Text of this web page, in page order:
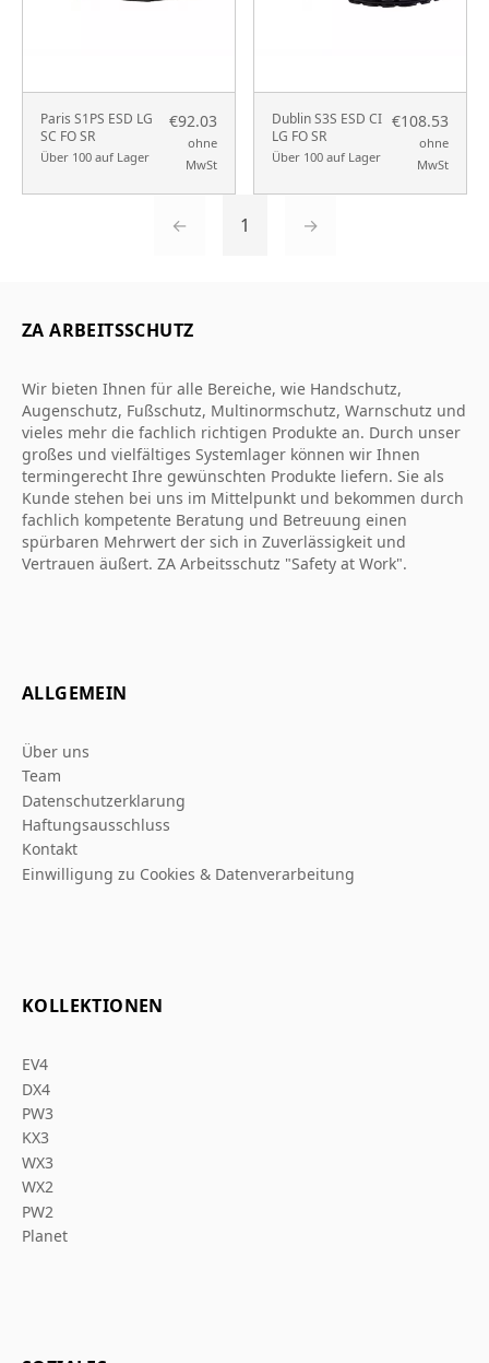
Paris S1PS ESD LG
SC FO SR
Über 100 auf Lager
€92.03
ohne
MwSt
Dublin S3S ESD CI
LG FO SR
Über 100 auf Lager
€108.53
ohne
MwSt
← 1 →
ZA ARBEITSSCHUTZ
Wir bieten Ihnen für alle Bereiche, wie Handschutz,
Augenschutz, Fußschutz, Multinormschutz, Warnschutz und
vieles mehr die fachlich richtigen Produkte an. Durch unser
großes und vielfältiges Systemlager können wir Ihnen
termingerecht Ihre gewünschten Produkte liefern. Sie als
Kunde stehen bei uns im Mittelpunkt und bekommen durch
fachlich kompetente Beratung und Betreuung einen
spürbaren Mehrwert der sich in Zuverlässigkeit und
Vertrauen äußert. ZA Arbeitsschutz "Safety at Work".
ALLGEMEIN
Über uns
Team
Datenschutzerklarung
Haftungsausschluss
Kontakt
Einwilligung zu Cookies & Datenverarbeitung
KOLLEKTIONEN
EV4
DX4
PW3
KX3
WX3
WX2
PW2
Planet